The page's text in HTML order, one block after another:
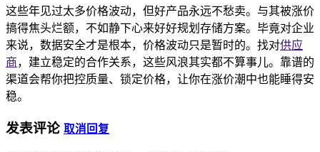
这些年见过太多价格波动，但好产品永远不愁卖。与其被涨价
搞得焦头烂额，不如静下心来好好规划存储方案。毕竟对企业
来说，数据安全才是根本，价格波动只是暂时的。找对供应
商，建立稳定的合作关系，这些风浪其实都不算事儿。靠谱的
渠道会帮你把控质量、锁定价格，让你在涨价潮中也能睡得安
稳。
发表评论 取消回复